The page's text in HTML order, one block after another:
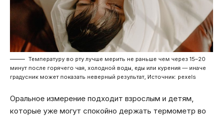
Температуру во рту лучше мерить не раньше чем через 15–20
минут после горячего чая, холодной воды, еды или курения — иначе
градусник может показать неверный результат, Источник: pexels
Оральное измерение подходит взрослым и детям,
которые уже могут спокойно держать термометр во